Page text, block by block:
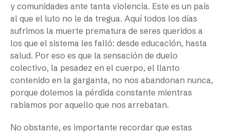
y comunidades ante tanta violencia. Este es un país
al que el luto no le da tregua. Aquí todos los días
sufrimos la muerte prematura de seres queridos a
los que el sistema les falló: desde educación, hasta
salud. Por eso es que la sensación de duelo
colectivo, la pesadez en el cuerpo, el llanto
contenido en la garganta, no nos abandonan nunca,
porque dolemos la pérdida constante mientras
rabiamos por aquello que nos arrebatan.
No obstante, es importante recordar que estas